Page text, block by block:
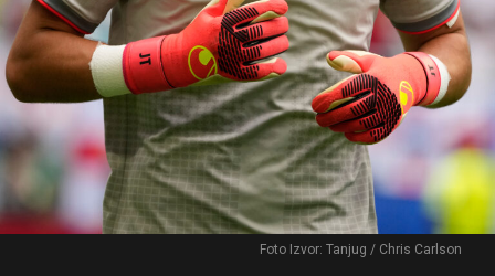
Foto Izvor: Tanjug / Chris Carlson